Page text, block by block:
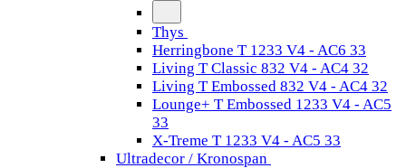
Thys
Herringbone T 1233 V4 - AC6 33
Living T Classic 832 V4 - AC4 32
Living T Embossed 832 V4 - AC4 32
Lounge+ T Embossed 1233 V4 - AC5
33
X-Treme T 1233 V4 - AC5 33
Ultradecor / Kronospan